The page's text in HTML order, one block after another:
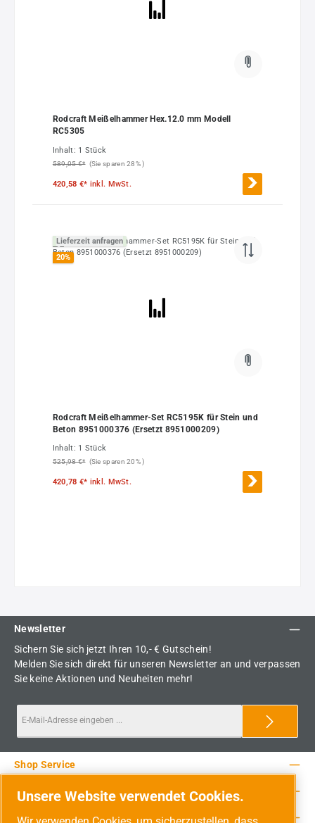
Rodcraft Meißelhammer Hex.12.0 mm Modell
RC5305
Inhalt: 1 Stück
589,05 €* (Sie sparen 28% )
420,58 €* inkl. MwSt.
Lieferzeit anfragen
20%
Rodcraft Meißelhammer-Set RC5195K für Stein und
Beton 8951000376 (Ersetzt 8951000209)
Inhalt: 1 Stück
525,98 €* (Sie sparen 20% )
420,78 €* inkl. MwSt.
Newsletter
Sichern Sie sich jetzt Ihren 10,- € Gutschein!
Melden Sie sich direkt für unseren Newsletter an und verpassen
Sie keine Aktionen und Neuheiten mehr!
Service-Hotline
Shop Service
Rechtliche Hinweise
Unsere Website verwendet Cookies.